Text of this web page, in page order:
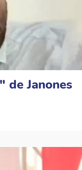
de Janones